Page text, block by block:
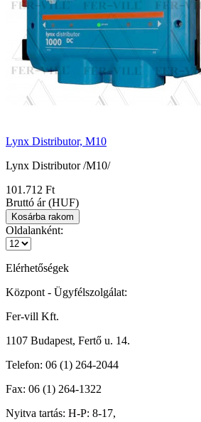
Lynx Distributor, M10
Lynx Distributor /M10/
101.712 Ft
Bruttó ár (HUF)
Oldalanként:
Elérhetőségek
Központ - Ügyfélszolgálat:
Fer-vill Kft.
1107 Budapest, Fertő u. 14.
Telefon: 06 (1) 264-2044
Fax: 06 (1) 264-1322
Nyitva tartás: H-P: 8-17,